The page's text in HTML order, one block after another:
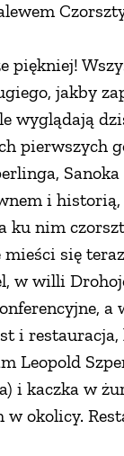
piękniej!
jakby
wyglądają
pierwszych
Sanoka
i historią,
ku nim
się teraz
w willi
a
i
Leopold
i kaczka w
okolicy.